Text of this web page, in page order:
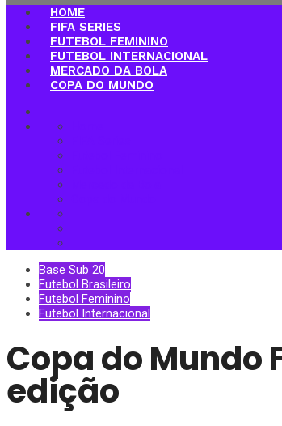
HOME
FIFA SERIES
FUTEBOL FEMININO
FUTEBOL INTERNACIONAL
MERCADO DA BOLA
COPA DO MUNDO
Base Sub 20
Futebol Brasileiro
Futebol Feminino
Futebol Internacional
Copa do Mundo
edição